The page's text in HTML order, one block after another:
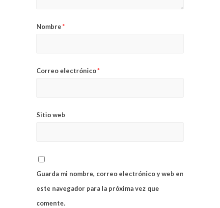
Nombre*
Correo electrónico*
Sitio web
Guarda mi nombre, correo electrónico y web en
este navegador para la próxima vez que
comente.